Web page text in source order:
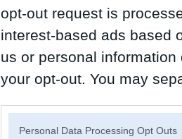
opt-out request is
interest-based ads based
us or personal
your opt-out. You may
Personal Data Processing Opt Outs